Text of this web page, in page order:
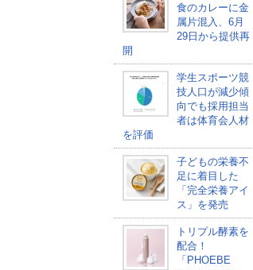
食のカレーに金
属片混入、6月
29日から提供再
開
学生スポーツ競
技人口が減少傾
向でも採用担当
者は体育会人材
を評価
子どもの栄養不
足に着目した
「完全栄養アイ
ス」を発売
トリプル酵素を
配合！
「PHOEBE